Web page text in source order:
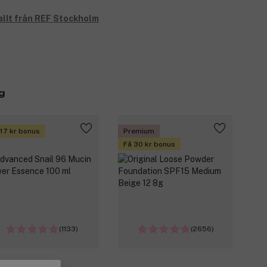
från REF Stockholm
kr bonus
(1133)
Premium
Få 30 kr bonus
(2656)